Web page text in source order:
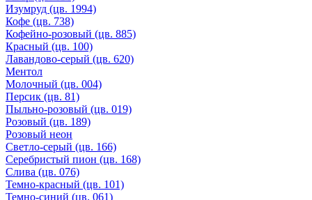
Изумруд (цв. 1994)
Кофе (цв. 738)
Кофейно-розовый (цв. 885)
Красный (цв. 100)
Лавандово-серый (цв. 620)
Ментол
Молочный (цв. 004)
Персик (цв. 81)
Пыльно-розовый (цв. 019)
Розовый (цв. 189)
Розовый неон
Светло-серый (цв. 166)
Серебристый пион (цв. 168)
Слива (цв. 076)
Темно-красный (цв. 101)
Темно-синий (цв. 061)